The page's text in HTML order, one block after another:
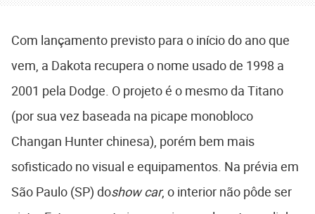
Com lançamento previsto para o início do ano que
vem, a Dakota recupera o nome usado de 1998 a
2001 pela Dodge. O projeto é o mesmo da Titano
(por sua vez baseada na picape monobloco
Changan Hunter chinesa), porém bem mais
sofisticado no visual e equipamentos. Na prévia em
São Paulo (SP) doshow car, o interior não pôde ser